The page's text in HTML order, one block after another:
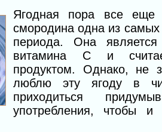
Ягодная пора все
смородина одна из самых
периода. Она
витамина С и
продуктом. Однако,
люблю эту ягоду в
приходиться
употребления, чтобы